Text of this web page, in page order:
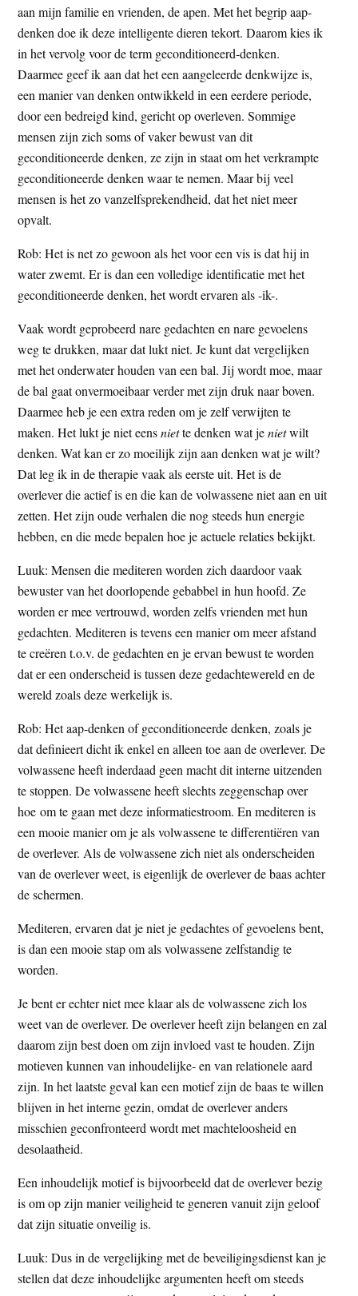
aan mijn familie en vrienden, de apen. Met het begrip aap-
denken doe ik deze intelligente dieren tekort. Daarom kies ik
in het vervolg voor de term geconditioneerd-denken.
Daarmee geef ik aan dat het een aangeleerde denkwijze is,
een manier van denken ontwikkeld in een eerdere periode,
door een bedreigd kind, gericht op overleven. Sommige
mensen zijn zich soms of vaker bewust van dit
geconditioneerde denken, ze zijn in staat om het verkrampte
geconditioneerde denken waar te nemen. Maar bij veel
mensen is het zo vanzelfsprekendheid, dat het niet meer
opvalt.
Rob: Het is net zo gewoon als het voor een vis is dat hij in
water zwemt. Er is dan een volledige identificatie met het
geconditioneerde denken, het wordt ervaren als -ik-.
Vaak wordt geprobeerd nare gedachten en nare gevoelens
weg te drukken, maar dat lukt niet. Je kunt dat vergelijken
met het onderwater houden van een bal. Jij wordt moe, maar
de bal gaat onvermoeibaar verder met zijn druk naar boven.
Daarmee heb je een extra reden om je zelf verwijten te
maken. Het lukt je niet eensniette denken wat jenietwilt
denken. Wat kan er zo moeilijk zijn aan denken wat je wilt?
Dat leg ik in de therapie vaak als eerste uit. Het is de
overlever die actief is en die kan de volwassene niet aan en uit
zetten. Het zijn oude verhalen die nog steeds hun energie
hebben, en die mede bepalen hoe je actuele relaties bekijkt.
Luuk: Mensen die mediteren worden zich daardoor vaak
bewuster van het doorlopende gebabbel in hun hoofd. Ze
worden er mee vertrouwd, worden zelfs vrienden met hun
gedachten. Mediteren is tevens een manier om meer afstand
te creëren t.o.v. de gedachten en je ervan bewust te worden
dat er een onderscheid is tussen deze gedachtewereld en de
wereld zoals deze werkelijk is.
Rob: Het aap-denken of geconditioneerde denken, zoals je
dat definieert dicht ik enkel en alleen toe aan de overlever. De
volwassene heeft inderdaad geen macht dit interne uitzenden
te stoppen. De volwassene heeft slechts zeggenschap over
hoe om te gaan met deze informatiestroom. En mediteren is
een mooie manier om je als volwassene te differentiëren van
de overlever. Als de volwassene zich niet als onderscheiden
van de overlever weet, is eigenlijk de overlever de baas achter
de schermen.
Mediteren, ervaren dat je niet je gedachtes of gevoelens bent,
is dan een mooie stap om als volwassene zelfstandig te
worden.
Je bent er echter niet mee klaar als de volwassene zich los
weet van de overlever. De overlever heeft zijn belangen en zal
daarom zijn best doen om zijn invloed vast te houden. Zijn
motieven kunnen van inhoudelijke- en van relationele aard
zijn. In het laatste geval kan een motief zijn de baas te willen
blijven in het interne gezin, omdat de overlever anders
misschien geconfronteerd wordt met machteloosheid en
desolaatheid.
Een inhoudelijk motief is bijvoorbeeld dat de overlever bezig
is om op zijn manier veiligheid te generen vanuit zijn geloof
dat zijn situatie onveilig is.
Luuk: Dus in de vergelijking met de beveiligingsdienst kan je
stellen dat deze inhoudelijke argumenten heeft om steeds